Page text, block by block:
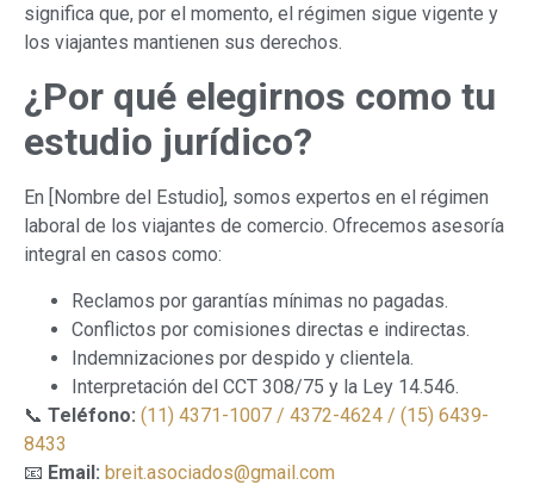
significa que, por el momento, el régimen sigue vigente y
los viajantes mantienen sus derechos.
¿Por qué elegirnos como tu
estudio jurídico?
En [Nombre del Estudio], somos expertos en el régimen
laboral de los viajantes de comercio. Ofrecemos asesoría
integral en casos como:
Reclamos por garantías mínimas no pagadas.
Conflictos por comisiones directas e indirectas.
Indemnizaciones por despido y clientela.
Interpretación del CCT 308/75 y la Ley 14.546.
📞 Teléfono: (11) 4371-1007 / 4372-4624 / (15) 6439-
8433
📧 Email: breit.asociados@gmail.com